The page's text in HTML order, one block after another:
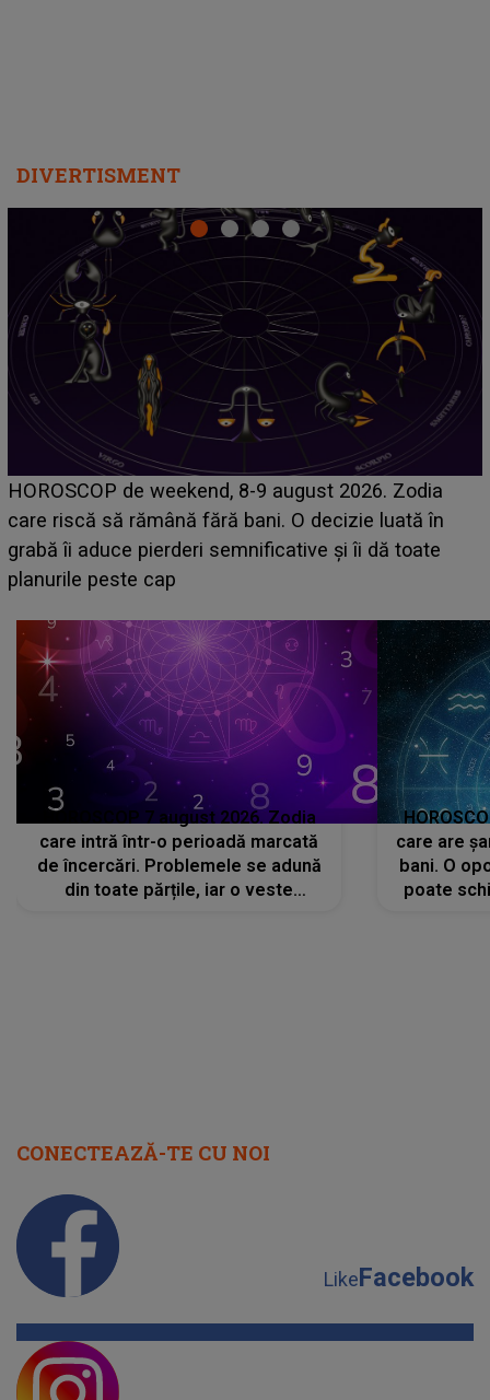
DIVERTISMENT
Emanuel a ținut ACEST DETALIU ASCUNS până
acum! În fața Alexandrei, concurentul din Casa Iubirii
face o MĂRTURISIRE NEAȘTEPTATĂ despre mama
sa: "I-am spus și ei în față, eu nu te iubesc pentru
HOROSCOP 7 august 2026. Zodia
care intră într-o perioadă marcată
de încercări. Problemele se adună
din toate părțile, iar o veste
care are
bani. O
poate
CONECTEAZĂ-TE CU NOI
LikeFacebook